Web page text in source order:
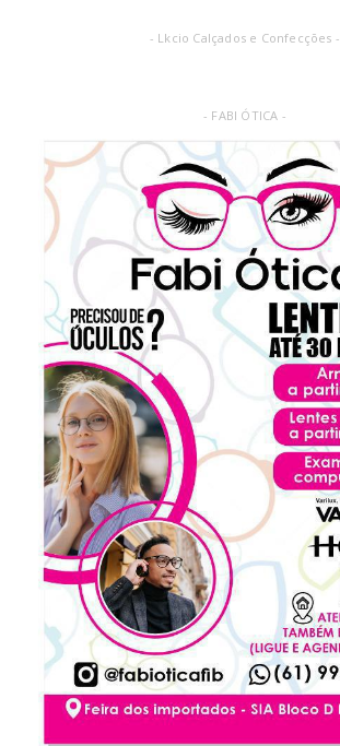
- Lkcio Calçados e Confecções -
- FABI ÓTICA -